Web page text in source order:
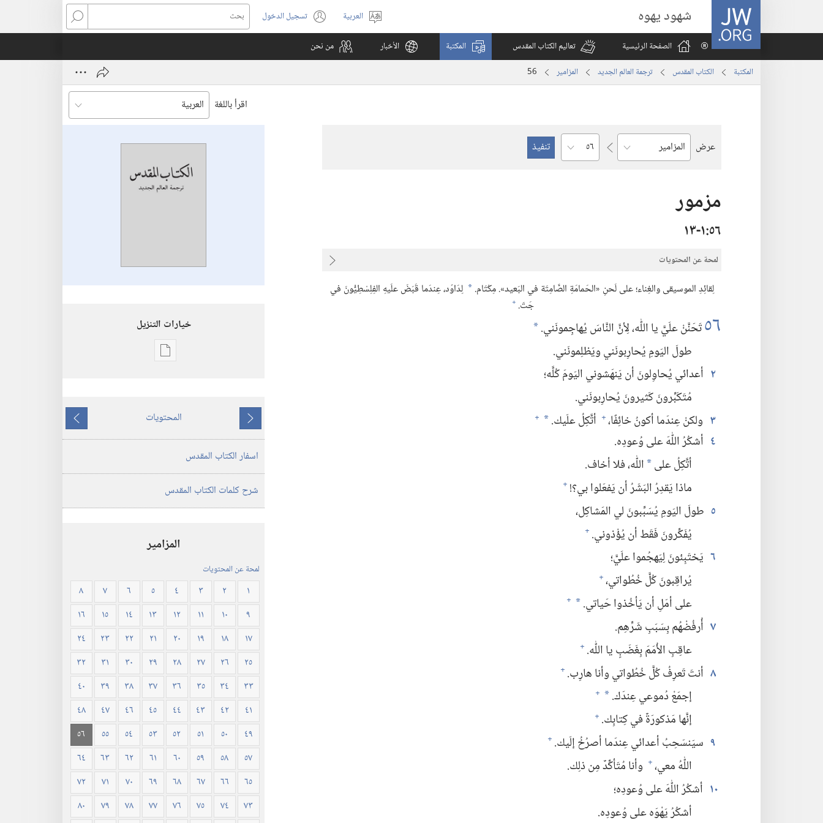
JW.ORG شهود يهوه
اختر
اللغة
العربية تسجيل الدخول
(يفتح
نافذة
بحث
الصفحة الرئيسية
تعاليم الكتاب المقدس المكتبة الأخبار من نحن
المكتبة الكتاب المقدس ترجمة العالم الجديد المزامير 56
اقرأ باللغة
عرض
السفر
الفصل
مزمور
٥٦‏:‏١‏-١٣
لمحة عن المحتويات
لِقائِدِ الموسيقى والغِناء؛‏ على لَحنِ «الحَمامَةِ الصَّامِتَة في البَعيد».‏ مِكْتَام.‏ * لِدَاوُد،‏ عِندَما قَبَضَ علَيهِ الفِلِسْطِيُّونَ في
جَتّ.‏ +
٥٦تَحَنَّنْ علَيَّ يا اللّٰه،‏ لِأنَّ النَّاسَ يُهاجِمونَني.‏ *
طولَ اليَومِ يُحارِبونَني ويَظلِمونَني.‏
٢ أعدائي يُحاوِلونَ أن يَنهَشوني اليَومَ كُلَّه؛‏
مُتَكَبِّرونَ كَثيرونَ يُحارِبونَني.‏
٣ ولكنْ عِندَما أكونُ خائِفًا،‏+ أتَّكِلُ علَيك.‏ *
+
٤ أشكُرُ اللّٰهَ على وُعودِه.‏
أتَّكِلُ على * اللّٰه،‏ فلا أخاف.‏
ماذا يَقدِرُ البَشَرُ أن يَفعَلوا بي؟‏!‏ +
٥ طولَ اليَومِ يُسَبِّبونَ لي المَشاكِل،‏
يُفَكِّرونَ فَقَط أن يُؤْذوني.‏ +
٦ يَختَبِئونَ لِيَهجُموا علَيَّ؛‏
يُراقِبونَ كُلَّ خُطُواتي،‏+
على أمَلِ أن يَأخُذوا حَياتي.‏ *
+
٧ أُرفُضْهُم بِسَبَبِ شَرِّهِم.‏
عاقِبِ الأُمَمَ بِغَضَبٍ يا اللّٰه.‏ +
٨ أنتَ تَعرِفُ كُلَّ خُطُواتي وأنا هارِب.‏ +
إجمَعْ دُموعي عِندَك.‏ *
+
إنَّها مَذكورَةٌ في كِتابِك.‏ +
٩ سيَنسَحِبُ أعدائي عِندَما أصرُخُ إلَيك.‏ +
اللّٰهُ معي،‏+ وأنا مُتَأكِّدٌ مِن ذلِك.‏
١٠ أشكُرُ اللّٰهَ على وُعودِه؛‏
أشكُرُ يَهْوَه على وُعودِه.‏
خيارات التنزيل
خيارات
العالم
الجديد
المقدس
المنقحة
ما
يسبق
المحتويات
ما
يلي
اسفار الكتاب المقدس
شرح كلمات الكتاب المقدس
المزامير
لمحة عن المحتويات
١ ٢ ٣ ٤ ٥ ٦ ٧
٨
٩
١٠ ١١ ١٢ ١٣ ١٤ ١٥
١٦
١٧
١٨ ١٩ ٢٠ ٢١ ٢٢ ٢٣
٢٤
٢٥
٢٦ ٢٧ ٢٨ ٢٩ ٣٠ ٣١
٣٢
٣٣
٣٤ ٣٥ ٣٦ ٣٧ ٣٨ ٣٩
٤٠
٤١
٤٢ ٤٣ ٤٤ ٤٥ ٤٦ ٤٧
٤٨
٤٩
٥٠ ٥١ ٥٢ ٥٣ ٥٤ ٥٥
٥٦
٥٧
٥٨ ٥٩ ٦٠ ٦١ ٦٢ ٦٣
٦٤
٦٥
٦٦ ٦٧ ٦٨ ٦٩ ٧٠ ٧١
٧٢
٧٣
٧٤ ٧٥ ٧٦ ٧٧ ٧٨ ٧٩
٨٠